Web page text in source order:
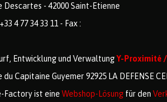
Descartes - 42000 Saint-Etienne
4 77 34 33 11 - Fax :
Entwicklung und VerwaltungY-Proximité
du Capitaine Guyemer 92925 LA DEFENSE
Factory ist eine Webshop-Lösung für den